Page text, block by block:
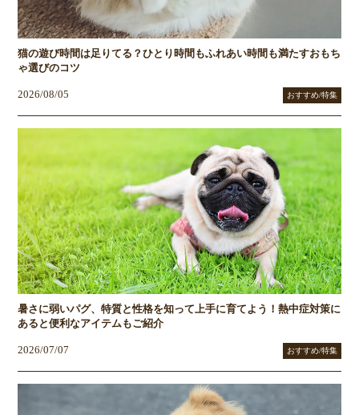
猫の遊び時間は足りてる？ひとり時間もふれあい時間も満たすおもち
ゃ選びのコツ
2026/08/05 おすすめ/特集
暑さに弱いパグ、特質と性格を知って上手に育てよう！熱中症対策に
あると便利なアイテムもご紹介
2026/07/07 おすすめ/特集